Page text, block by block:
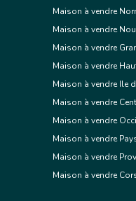
Maison à vendre
Maison à vendre
Maison à vendre
Maison à vendre
Maison à vendre Ile
Maison à vendre
Maison à vendre
Maison à vendre
Maison à vendre
Maison à vendre